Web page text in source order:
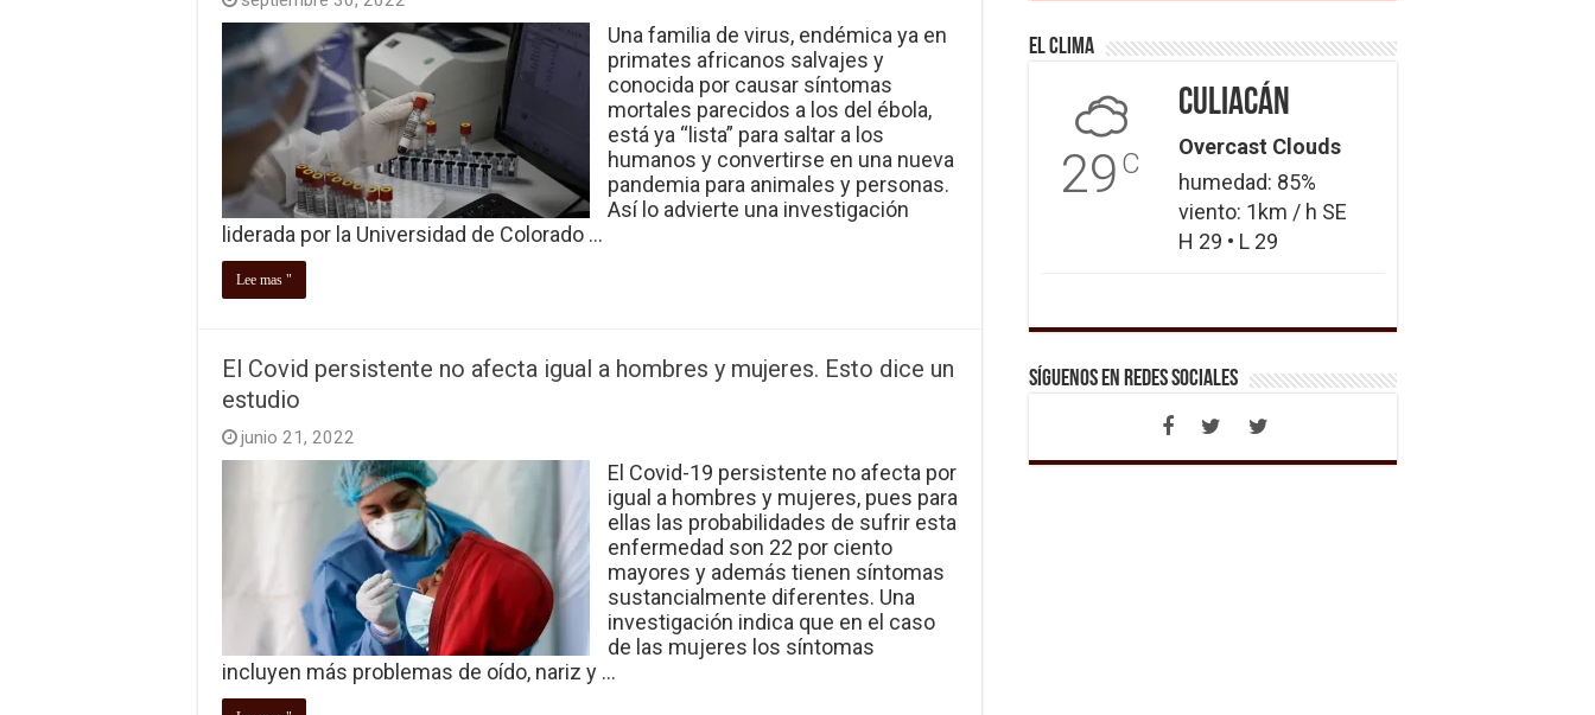
Una familia de virus, endémica ya en
primates africanos salvajes y
conocida por causar síntomas
mortales parecidos a los del ébola,
está ya “lista” para saltar a los
humanos y convertirse en una nueva
pandemia para animales y personas.
Así lo advierte una investigación
liderada por la Universidad de Colorado …
Lee mas "
El Covid persistente no afecta igual a hombres y mujeres. Esto dice un
estudio
junio 21, 2022
El Covid-19 persistente no afecta por
igual a hombres y mujeres, pues para
ellas las probabilidades de sufrir esta
enfermedad son 22 por ciento
mayores y además tienen síntomas
sustancialmente diferentes. Una
investigación indica que en el caso
de las mujeres los síntomas
incluyen más problemas de oído, nariz y …
El Clima
29 C
Culiacán
Overcast Clouds
humedad: 85%
viento: 1km / h SE
H 29 • L 29
Síguenos en Redes Sociales